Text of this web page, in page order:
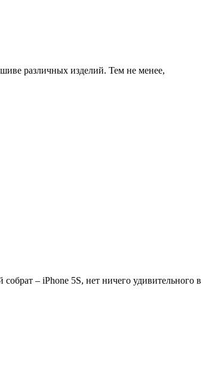
различных изделий. Тем не менее,
– iPhone 5S, нет ничего удивительного в